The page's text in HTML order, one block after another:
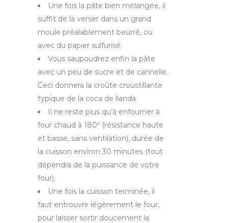
Une fois la pâte bien mélangée, il
suffit de la verser dans un grand
moule préalablement beurré, ou
avec du papier sulfurisé.
Vous saupoudrez enfin la pâte
avec un peu de sucre et de cannelle.
Ceci donnera la croûte croustillante
typique de la coca de llanda.
Il ne reste plus qu’à enfourner à
four chaud à 180º (résistance haute
et basse, sans ventilation), durée de
la cuisson environ 30 minutes (tout
dépendra de la puissance de votre
four).
Une fois la cuisson terminée, il
faut entrouvrir légèrement le four,
pour laisser sortir doucement la